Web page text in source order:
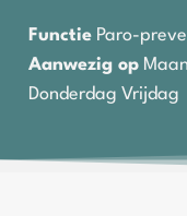
Functie Paro-
Aanwezig op
Donderdag Vrijdag